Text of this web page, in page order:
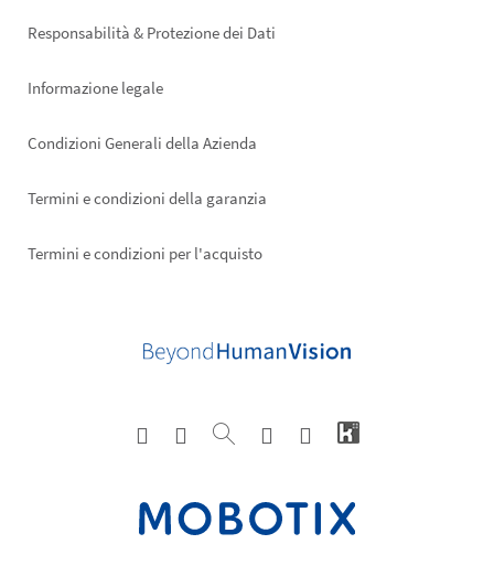
Responsabilità & Protezione dei Dati
Informazione legale
Condizioni Generali della Azienda
Termini e condizioni della garanzia
Termini e condizioni per l'acquisto